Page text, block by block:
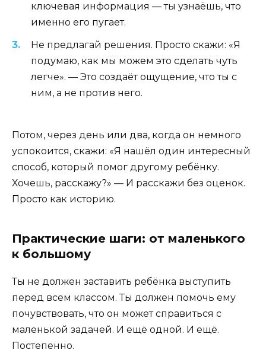
ключевая информация — ты узнаёшь, что
именно его пугает.
Не предлагай решения. Просто скажи: «Я
подумаю, как мы можем это сделать чуть
легче». — Это создаёт ощущение, что ты с
ним, а не против него.
Потом, через день или два, когда он немного
успокоится, скажи: «Я нашёл один интересный
способ, который помог другому ребёнку.
Хочешь, расскажу?» — И расскажи без оценок.
Просто как историю.
Практические шаги: от маленького
к большому
Ты не должен заставить ребёнка выступить
перед всем классом. Ты должен помочь ему
почувствовать, что он может справиться с
маленькой задачей. И ещё одной. И ещё.
Постепенно.